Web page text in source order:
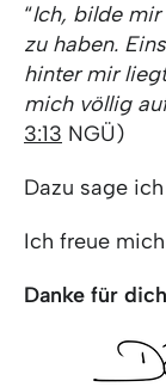
“Ich, bilde mir
zu haben.
hinter mir
mich völlig
3:13 NGÜ)
Dazu sage
Ich freue
Danke für